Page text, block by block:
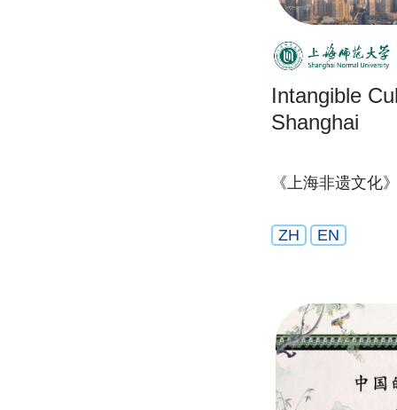
Intangible
Shanghai
《上海非遗文化
ZH EN